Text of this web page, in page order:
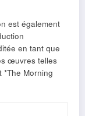
est également
en tant que
œuvres telles
*The Morning